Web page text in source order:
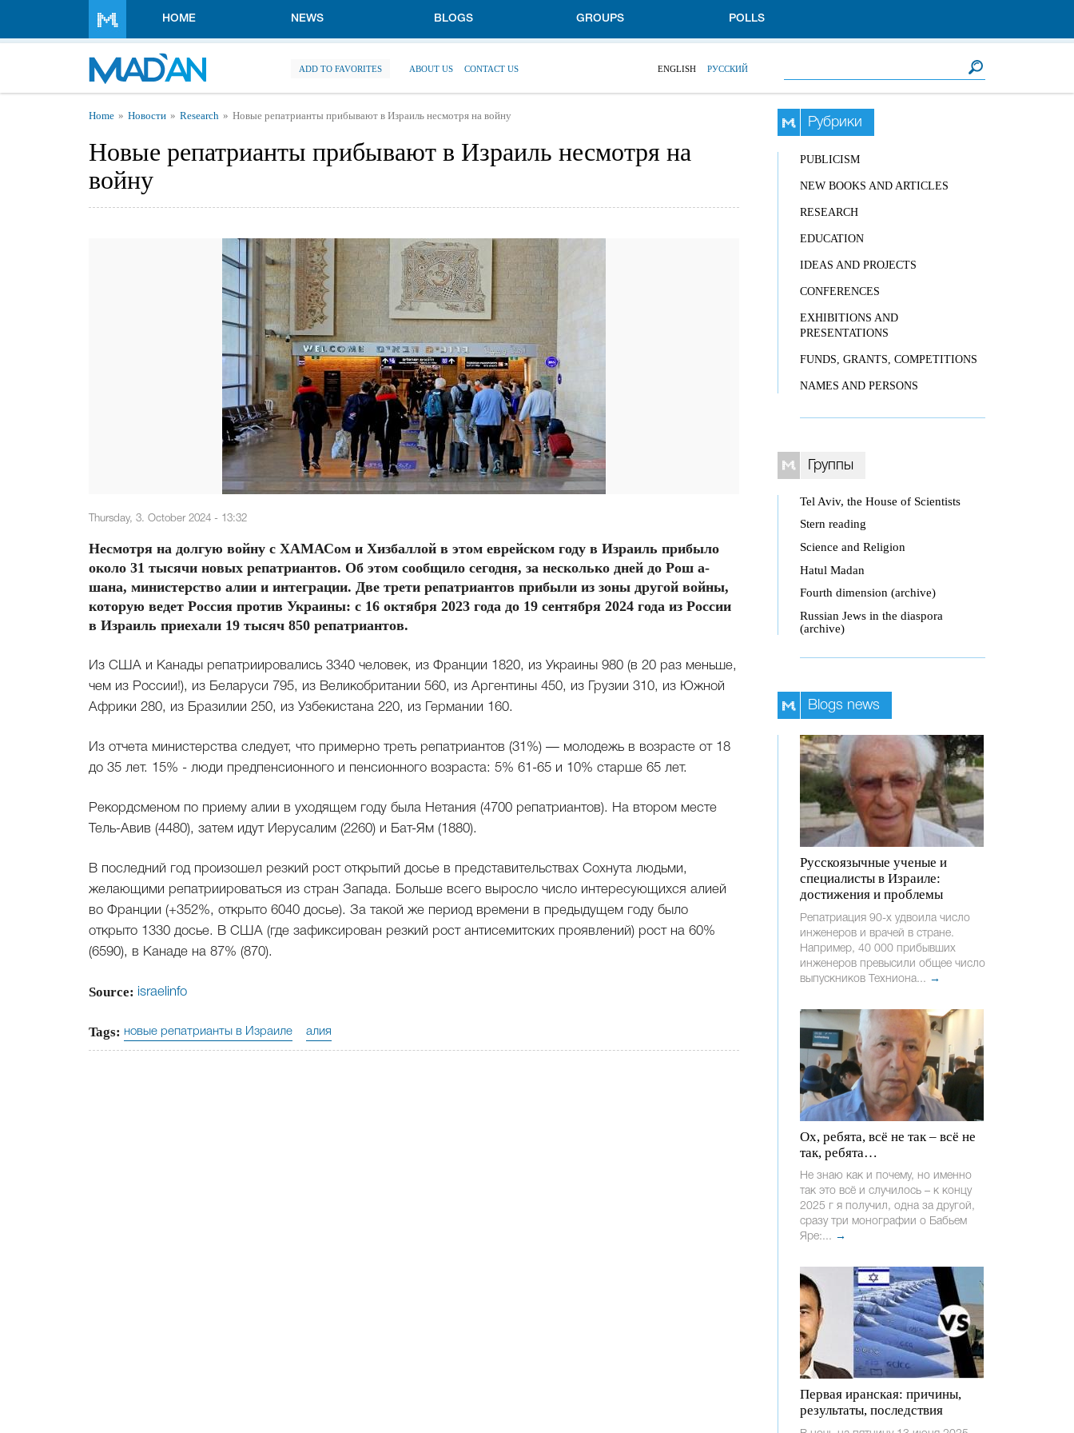
HOME NEWS BLOGS GROUPS POLLS
ADD TO FAVORITES ABOUT US CONTACT US ENGLISH РУССКИЙ
You are here
Home Новости Research Новые репатрианты прибывают в Израиль несмотря на войну
Новые репатрианты прибывают в Израиль несмотря на
войну
Thursday, 3. October 2024 - 13:32
Несмотря на долгую войну с ХАМАСом и Хизбаллой в этом еврейском году в Израиль прибыло
около 31 тысячи новых репатриантов. Об этом сообщило сегодня, за несколько дней до Рош а-
шана, министерство алии и интеграции. Две трети репатриантов прибыли из зоны другой войны,
которую ведет Россия против Украины: с 16 октября 2023 года до 19 сентября 2024 года из России
в Израиль приехали 19 тысяч 850 репатриантов.
Из США и Канады репатриировались 3340 человек, из Франции 1820, из Украины 980 (в 20 раз меньше,
чем из России!), из Беларуси 795, из Великобритании 560, из Аргентины 450, из Грузии 310, из Южной
Африки 280, из Бразилии 250, из Узбекистана 220, из Германии 160.
Из отчета министерства следует, что примерно треть репатриантов (31%) — молодежь в возрасте от 18
до 35 лет. 15% - люди предпенсионного и пенсионного возраста: 5% 61-65 и 10% старше 65 лет.
Рекордсменом по приему алии в уходящем году была Нетания (4700 репатриантов). На втором месте
Тель-Авив (4480), затем идут Иерусалим (2260) и Бат-Ям (1880).
В последний год произошел резкий рост открытий досье в представительствах Сохнута людьми,
желающими репатриироваться из стран Запада. Больше всего выросло число интересующихся алией
во Франции (+352%, открыто 6040 досье). За такой же период времени в предыдущем году было
открыто 1330 досье. В США (где зафиксирован резкий рост антисемитских проявлений) рост на 60%
(6590), в Канаде на 87% (870).
Source: israelinfo
Tags: новые репатрианты в Израиле алия
Рубрики
PUBLICISM
NEW BOOKS AND ARTICLES
RESEARCH
EDUCATION
IDEAS AND PROJECTS
CONFERENCES
EXHIBITIONS AND
PRESENTATIONS
FUNDS, GRANTS, COMPETITIONS
NAMES AND PERSONS
Группы
Tel Aviv, the House of Scientists
Stern reading
Science and Religion
Hatul Madan
Fourth dimension (archive)
Russian Jews in the diaspora
(archive)
Blogs news
Русскоязычные ученые и
специалисты в Израиле:
достижения и проблемы
Репатриация 90-х удвоила число
инженеров и врачей в стране.
Например, 40 000 прибывших
инженеров превысили общее число
выпускников Техниона... →
Ох, ребята, всё не так – всё не
так, ребята…
Не знаю как и почему, но именно
так это всё и случилось – к концу
2025 г я получил, одна за другой,
сразу три монографии о Бабьем
Яре:... →
Первая иранская: причины,
результаты, последствия